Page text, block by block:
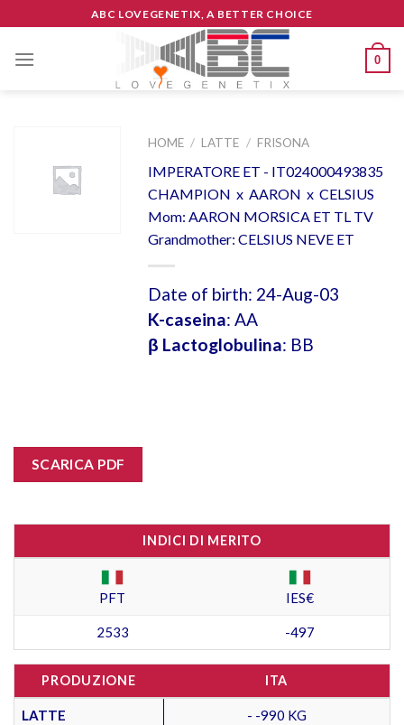
to
content
ABC LOVEGENETIX, A BETTER CHOICE
0
HOME / LATTE / FRISONA
IMPERATORE ET - IT024000493835
CHAMPION x AARON x CELSIUS
Mom: AARON MORSICA ET TL TV
Grandmother: CELSIUS NEVE ET
Date of birth: 24-Aug-03
K-caseina: AA
β Lactoglobulina: BB
SCARICA PDF
INDICI DI MERITO
PFT IES€
2533 -497
PRODUZIONE ITA
LATTE - -990 KG